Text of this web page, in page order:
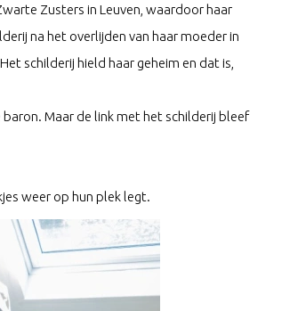
Zusters in Leuven, waardoor haar
na het overlijden van haar moeder in
schilderij hield haar geheim en dat is,
Maar de link met het schilderij bleef
weer op hun plek legt.